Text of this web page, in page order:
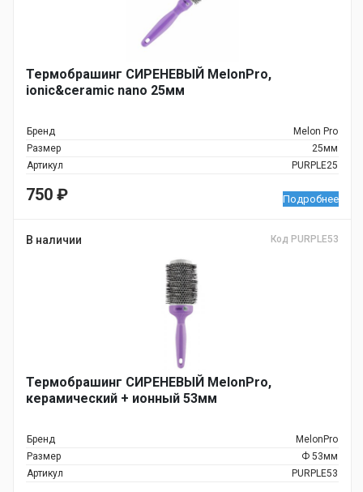
Термобрашинг СИРЕНЕВЫЙ MelonPro,
ionic&ceramic nano 25мм
Бренд
Melon Pro
Размер
25мм
Артикул
PURPLE25
750 ₽ Подробнее
В наличии Код PURPLE53
Термобрашинг СИРЕНЕВЫЙ MelonPro,
керамический + ионный 53мм
Бренд
MelonPro
Размер
Ф 53мм
Артикул
PURPLE53